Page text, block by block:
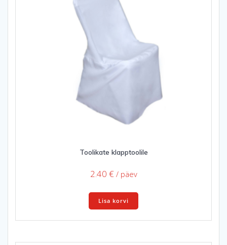
Toolikate klapptoolile
2.40 € / päev
Lisa korvi